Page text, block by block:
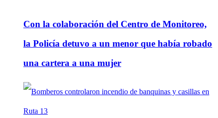
Con la colaboración del Centro de Monitoreo,
la Policía detuvo a un menor que había robado
una cartera a una mujer